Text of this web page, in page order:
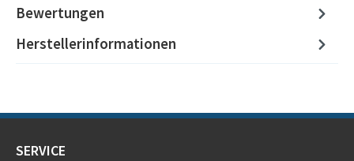
Bewertungen
Herstellerinformationen
SERVICE